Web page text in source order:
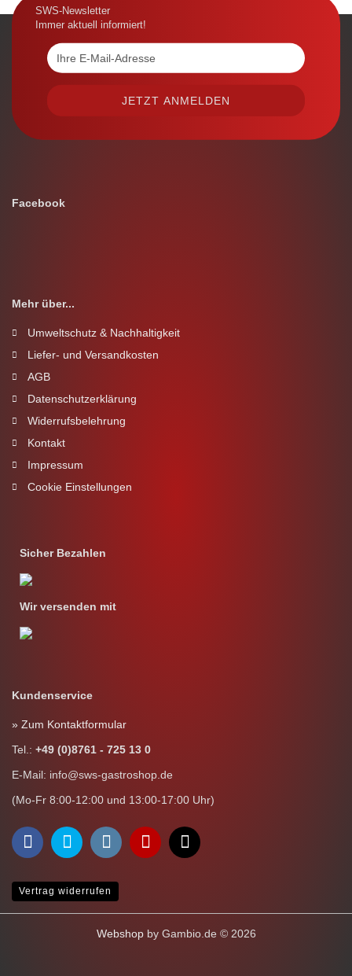
SWS-Newsletter
Immer aktuell informiert!
Facebook
Mehr über...
Umweltschutz & Nachhaltigkeit
Liefer- und Versandkosten
AGB
Datenschutzerklärung
Widerrufsbelehrung
Kontakt
Impressum
Cookie Einstellungen
Sicher Bezahlen
Wir versenden mit
Kundenservice
» Zum Kontaktformular
Tel.: +49 (0)8761 - 725 13 0
E-Mail: info@sws-gastroshop.de
(Mo-Fr 8:00-12:00 und 13:00-17:00 Uhr)
Vertrag widerrufen
Webshopby Gambio.de © 2026